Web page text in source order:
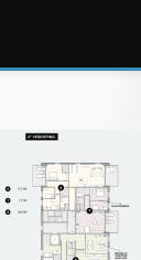
content